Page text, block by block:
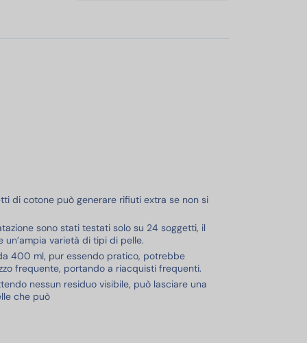
di cotone può generare rifiuti extra se non si
sono stati testati solo su 24 soggetti, il
varietà di tipi di pelle.
400 ml, pur essendo pratico, potrebbe
frequente, portando a riacquisti frequenti.
nessun residuo visibile, può lasciare una
che può